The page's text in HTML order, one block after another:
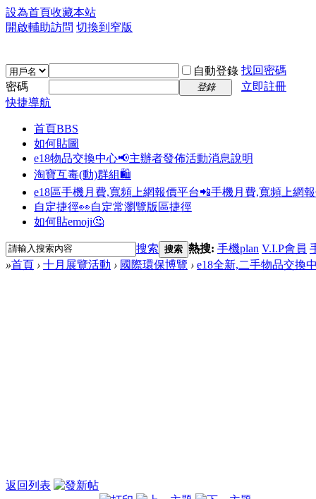
設為首頁收藏本站
開啟輔助訪問 切換到窄版
自動登錄 找回密碼
密碼
登錄
立即註冊
快捷導航
首頁BBS
如何貼圖
e18物品交換中心📢主辦者發佈活動消息說明
淘寶互毒(動)群組🛍️
e18區手機月費,寬頻上網報價平台📲手機月費,寬頻上網
自定捷徑👀自定常瀏覽版區捷徑
如何貼emoji🤔
搜索 搜索 熱搜: 手機plan V.I.P會員
»首頁 › 十月展覽活動 › 國際環保博覽 › e18全新,二手物品交換
返回列表